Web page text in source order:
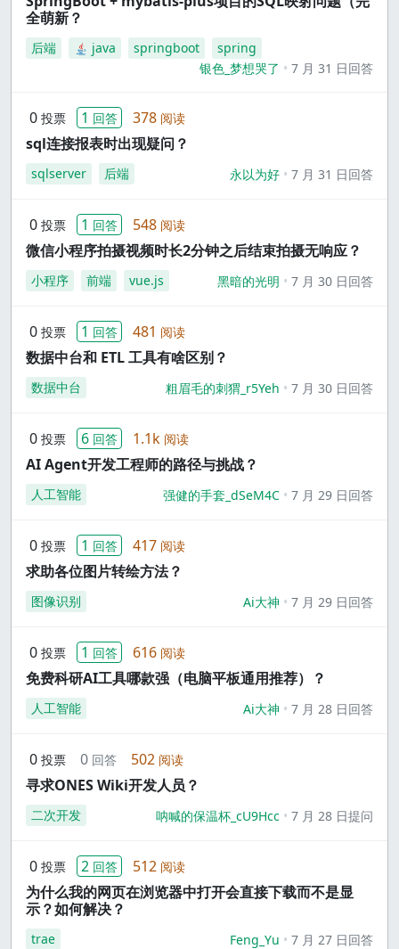
全萌新？
后端 java springboot
spring
银色_梦想哭了
7 月 31 日回答
0 投票 1 回答 378 阅读
sql连接报表时出现疑问？
sqlserver 后端 永以为好 7 月 31 日回答
0 投票 1 回答 548 阅读
微信小程序拍摄视频时长2分钟之后结束拍摄无响应？
小程序 前端 vue.js 黑暗的光明 7 月 30 日回答
0 投票 1 回答 481 阅读
数据中台和 ETL 工具有啥区别？
数据中台 粗眉毛的刺猬_r5Yeh 7 月 30 日回答
0 投票 6 回答 1.1k 阅读
AI Agent开发工程师的路径与挑战？
人工智能 强健的手套_dSeM4C 7 月 29 日回答
0 投票 1 回答 417 阅读
求助各位图片转绘方法？
图像识别 Ai大神 7 月 29 日回答
0 投票 1 回答 616 阅读
免费科研AI工具哪款强（电脑平板通用推荐）？
人工智能 Ai大神 7 月 28 日回答
0 投票 0 回答 502 阅读
寻求ONES Wiki开发人员？
二次开发 呐喊的保温杯_cU9Hcc 7 月 28 日提问
0 投票 2 回答 512 阅读
为什么我的网页在浏览器中打开会直接下载而不是显
示？如何解决？
trae Feng_Yu 7 月 27 日回答